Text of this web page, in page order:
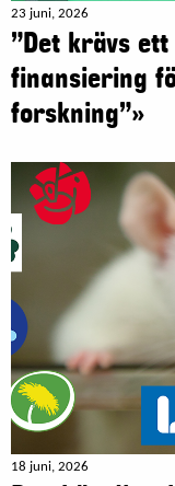
23 juni, 2026
”Det krävs
finansiering
forskning”»
18 juni, 2026